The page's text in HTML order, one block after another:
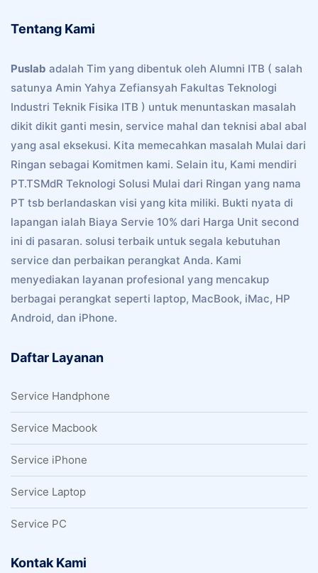
Tentang Kami
Puslab adalah Tim yang dibentuk oleh Alumni ITB ( salah
satunya Amin Yahya Zefiansyah Fakultas Teknologi
Industri Teknik Fisika ITB ) untuk menuntaskan masalah
dikit dikit ganti mesin, service mahal dan teknisi abal abal
yang asal eksekusi. Kita memecahkan masalah Mulai dari
Ringan sebagai Komitmen kami. Selain itu, Kami mendiri
PT.TSMdR Teknologi Solusi Mulai dari Ringan yang nama
PT tsb berlandaskan visi yang kita miliki. Bukti nyata di
lapangan ialah Biaya Servie 10% dari Harga Unit second
ini di pasaran. solusi terbaik untuk segala kebutuhan
service dan perbaikan perangkat Anda. Kami
menyediakan layanan profesional yang mencakup
berbagai perangkat seperti laptop, MacBook, iMac, HP
Android, dan iPhone.
Daftar Layanan
Service Handphone
Service Macbook
Service iPhone
Service Laptop
Service PC
Kontak Kami